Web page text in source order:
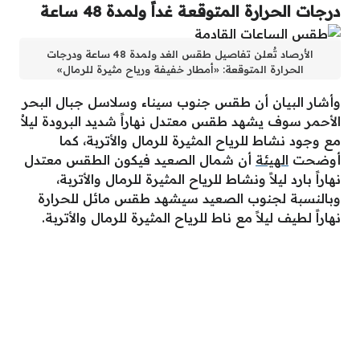
درجات الحرارة المتوقعة غداً ولمدة 48 ساعة
الأرصاد تٌعلن تفاصيل طقس الغد ولمدة 48 ساعة ودرجات
الحرارة المتوقعة: «أمطار خفيفة ورياح مثيرة للرمال»
وأشار البيان أن طقس جنوب سيناء وسلاسل جبال البحر
الأحمر سوف يشهد طقس معتدل نهاراً شديد البرودة ليلاُ
مع وجود نشاط للرياح المثيرة للرمال والأتربة، كما
أوضحت الهيئة أن شمال الصعيد فيكون الطقس معتدل
نهاراً بارد ليلاً ونشاط للرياح المثيرة للرمال والأتربة،
وبالنسبة لجنوب الصعيد سيشهد طقس مائل للحرارة
نهاراً لطيف ليلاً مع ناط للرياح المثيرة للرمال والأتربة.